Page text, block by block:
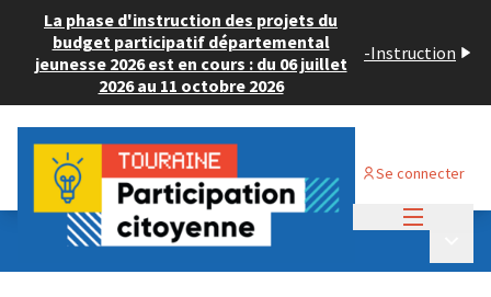
La phase d'instruction des projets du
budget participatif départemental
jeunesse 2026 est en cours : du 06 juillet
2026 au 11 octobre 2026
-Instruction
Se connecter
Budget Participatif JEUNESSE 2024
💡 Consulter les projets déposés